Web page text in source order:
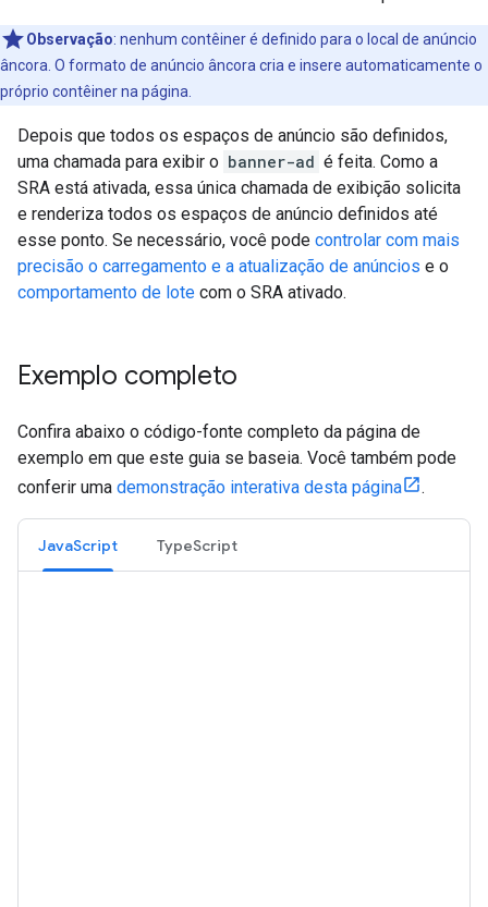
Observação: nenhum contêiner é definido para o local de anúncio
âncora. O formato de anúncio âncora cria e insere automaticamente o
próprio contêiner na página.
Depois que todos os espaços de anúncio são definidos,
uma chamada para exibir o banner-ad é feita. Como a
SRA está ativada, essa única chamada de exibição solicita
e renderiza todos os espaços de anúncio definidos até
esse ponto. Se necessário, você pode controlar com mais
precisão o carregamento e a atualização de anúncios e o
comportamento de lote com o SRA ativado.
Exemplo completo
Confira abaixo o código-fonte completo da página de
exemplo em que este guia se baseia. Você também pode
conferir uma demonstração interativa desta página .
JavaScript TypeScript